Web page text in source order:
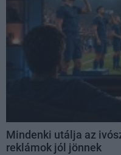
Mindenki utálja az
reklámok jól jönnek